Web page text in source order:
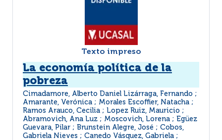
Texto impreso
La economía política de la
pobreza
Cimadamore, Alberto Daniel Lizárraga, Fernando ;
Amarante, Verónica ; Morales Escoffier, Natacha ;
Ramos Arauco, Cecilia ; Lopez Ruiz, Mauricio ;
Abramovich, Ana Luz ; Moscovich, Lorena ; Egüez
Guevara, Pilar ; Brunstein Alegre, José ; Cobos,
Gabriela Nieves ; Canedo Vásquez, Gabriela ;